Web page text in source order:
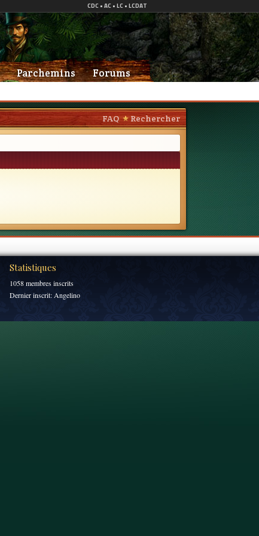
Parchemins Forums
FAQ Rechercher
Statistiques
1058 membres inscrits
Dernier inscrit: Angelino